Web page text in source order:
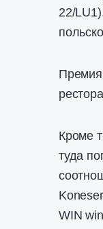
22/
Премия
Кроме
туда
WIN